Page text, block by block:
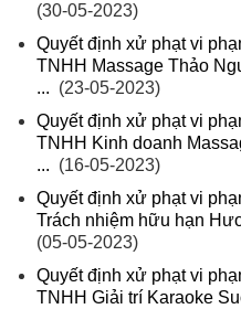
(30-05-2023)
Quyết định xử phạt vi
TNHH Massage Thảo
... (23-05-2023)
Quyết định xử phạt vi
TNHH Kinh doanh
... (16-05-2023)
Quyết định xử phạt vi
Trách nhiệm hữu hạn
(05-05-2023)
Quyết định xử phạt vi
TNHH Giải trí Karaoke